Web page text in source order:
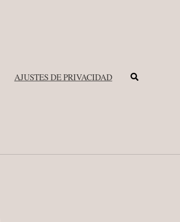
AJUSTES DE PRIVACIDAD Buscar